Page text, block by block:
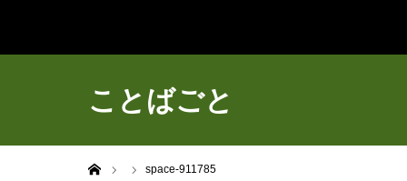
ことばごと
space-911785